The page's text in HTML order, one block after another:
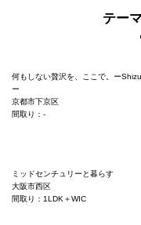
テー
何もしない贅沢を、ここで。ー
ー
京都市下京区
間取り：-
ミッドセンチュリーと暮らす
大阪市西区
間取り：1LDK＋WIC